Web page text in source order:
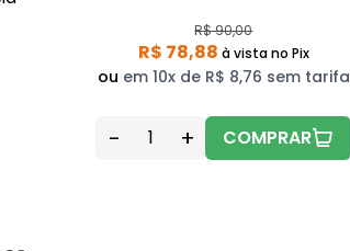
R$ 90,00
R$ 78,88 à vistano Pix
ou em 10x de R$ 8,76 sem tarifa
- + COMPRAR